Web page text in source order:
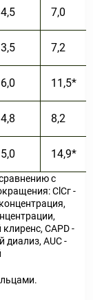
4,5 7,0
3,5 7,2
6,0 11,5*
4,8 8,2
5,0 14,9*
с
СlСг -
CAPD -
AUC -